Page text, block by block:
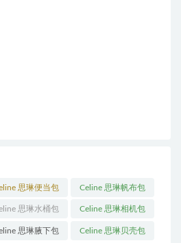
思琳便当包
(14)
Celine 思琳帆布包
(18)
思琳水桶包
(55)
Celine 思琳相机包
(11)
思琳腋下包 Celine 思琳贝壳包